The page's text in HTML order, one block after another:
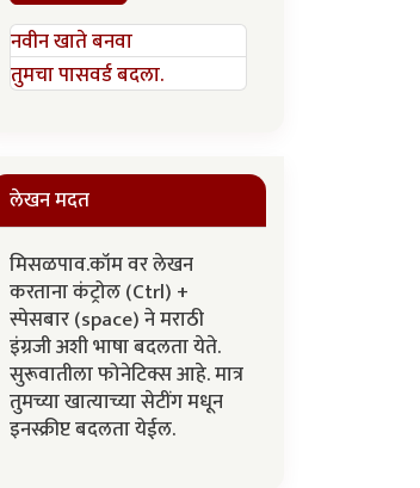
नवीन खाते बनवा
तुमचा पासवर्ड बदला.
लेखन मदत
मिसळपाव.कॉम वर लेखन
करताना कंट्रोल (Ctrl) +
स्पेसबार (space) ने मराठी
इंग्रजी अशी भाषा बदलता येते.
सुरूवातीला फोनेटिक्स आहे. मात्र
तुमच्या खात्याच्या सेटींग मधून
इनस्क्रीप्ट बदलता येईल.